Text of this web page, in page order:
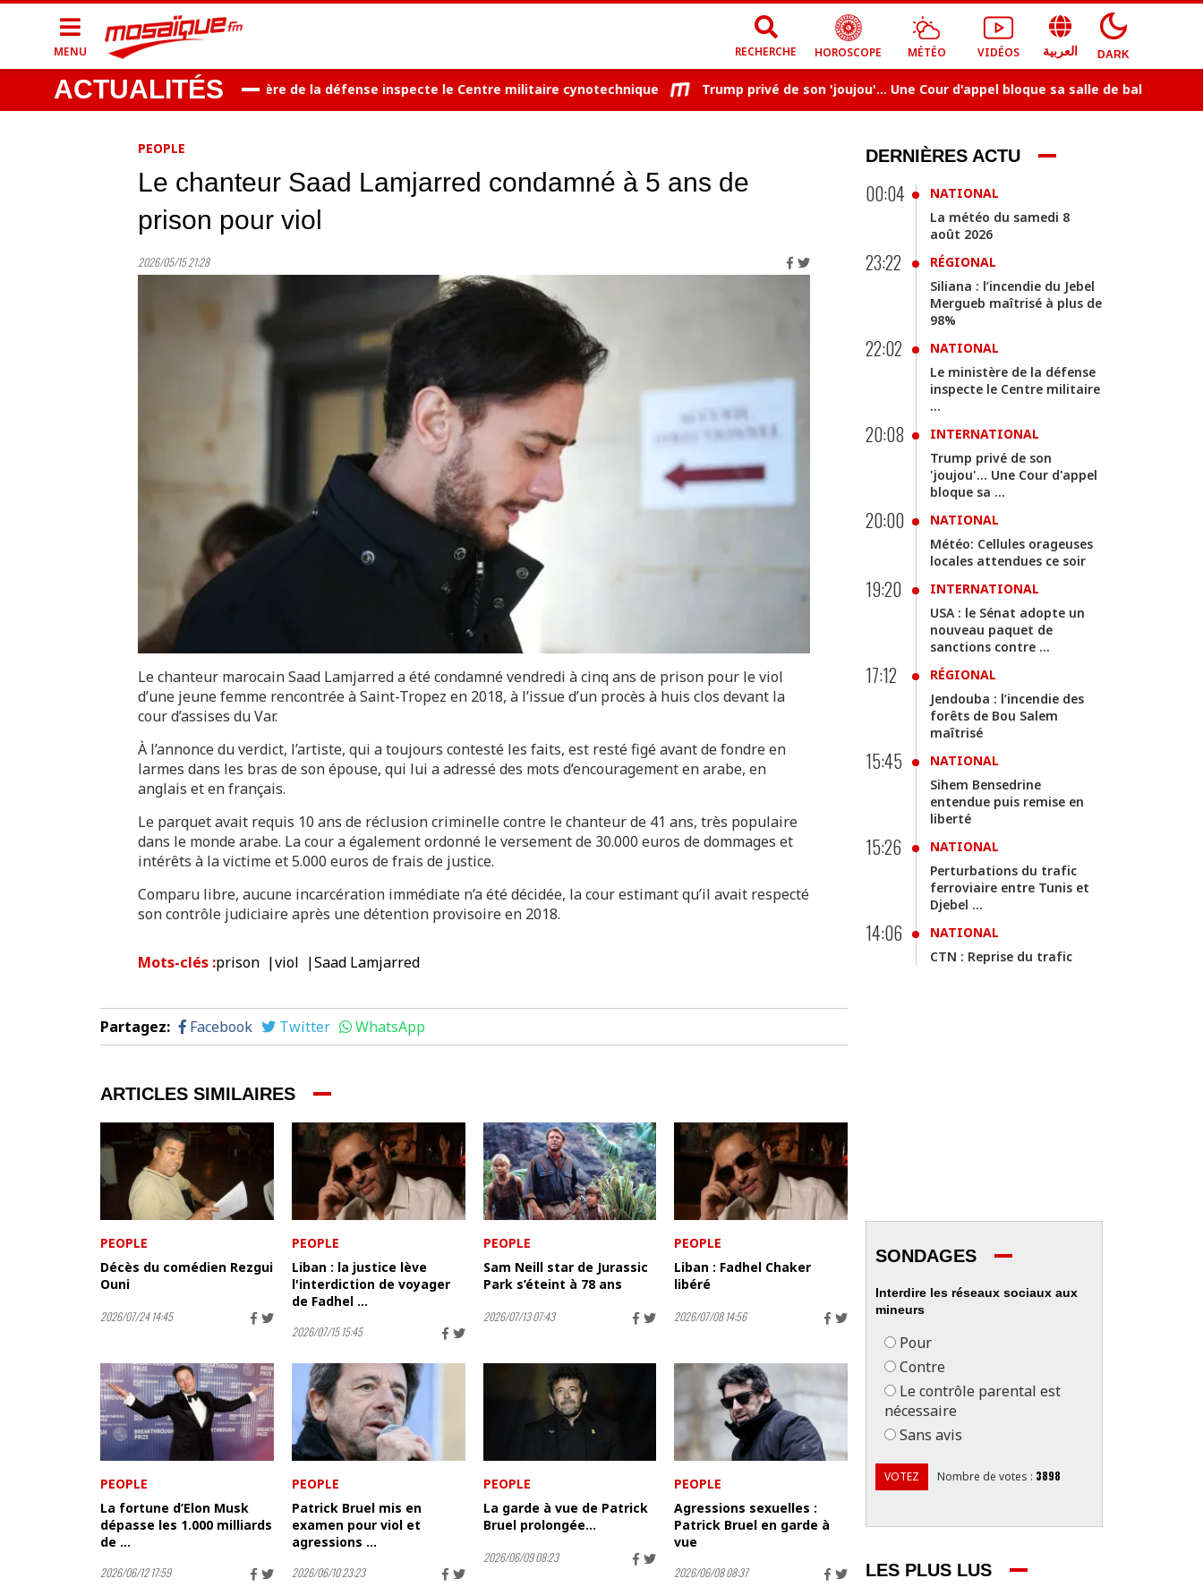
MENU RECHERCHE HOROSCOPE MÉTÉO VIDÉOS العربية DARK
ACTUALITÉS
à plus de 98% Le ministère de la défense inspecte le Centre militaire cynotechnique Trump privé de son 'joujou'... Une Cour d'appel bloque sa salle de bal
PEOPLE
Le chanteur Saad Lamjarred condamné à 5 ans de
prison pour viol
2026/05/15 21:28
Le chanteur marocain Saad Lamjarred a été condamné vendredi à cinq ans de prison pour le viol
d’une jeune femme rencontrée à Saint-Tropez en 2018, à l’issue d’un procès à huis clos devant la
cour d’assises du Var.
À l’annonce du verdict, l’artiste, qui a toujours contesté les faits, est resté figé avant de fondre en
larmes dans les bras de son épouse, qui lui a adressé des mots d’encouragement en arabe, en
anglais et en français.
Le parquet avait requis 10 ans de réclusion criminelle contre le chanteur de 41 ans, très populaire
dans le monde arabe. La cour a également ordonné le versement de 30.000 euros de dommages et
intérêts à la victime et 5.000 euros de frais de justice.
Comparu libre, aucune incarcération immédiate n’a été décidée, la cour estimant qu’il avait respecté
son contrôle judiciaire après une détention provisoire en 2018.
Mots-clés:prison viol Saad Lamjarred
Partagez: Facebook Twitter WhatsApp
ARTICLES SIMILAIRES
PEOPLE
Décès du comédien Rezgui
Ouni
2026/07/24 14:45
PEOPLE
Liban : la justice lève
l'interdiction de voyager
de Fadhel ...
2026/07/15 15:45
PEOPLE
Sam Neill star de Jurassic
Park s’éteint à 78 ans
2026/07/13 07:43
PEOPLE
Liban : Fadhel Chaker
libéré
2026/07/08 14:56
PEOPLE
La fortune d’Elon Musk
dépasse les 1.000 milliards
de ...
2026/06/12 17:59
PEOPLE
Patrick Bruel mis en
examen pour viol et
agressions ...
2026/06/10 23:23
PEOPLE
La garde à vue de Patrick
Bruel prolongée...
2026/06/09 08:23
PEOPLE
Agressions sexuelles :
Patrick Bruel en garde à
vue
2026/06/08 08:37
DERNIÈRES ACTU
00:04
NATIONAL
La météo du samedi 8
août 2026
23:22
RÉGIONAL
Siliana : l’incendie du Jebel
Mergueb maîtrisé à plus de
98%
22:02
NATIONAL
Le ministère de la défense
inspecte le Centre militaire
...
20:08
INTERNATIONAL
Trump privé de son
'joujou'... Une Cour d'appel
bloque sa ...
20:00
NATIONAL
Météo: Cellules orageuses
locales attendues ce soir
19:20
INTERNATIONAL
USA : le Sénat adopte un
nouveau paquet de
sanctions contre ...
17:12
RÉGIONAL
Jendouba : l’incendie des
forêts de Bou Salem
maîtrisé
15:45
NATIONAL
Sihem Bensedrine
entendue puis remise en
liberté
15:26
NATIONAL
Perturbations du trafic
ferroviaire entre Tunis et
Djebel ...
14:06
NATIONAL
CTN : Reprise du trafic
SONDAGES
Interdire les réseaux sociaux aux
mineurs
Pour
Contre
Le contrôle parental est
nécessaire
Sans avis
VOTEZ Nombre de votes : 3898
LES PLUS LUS